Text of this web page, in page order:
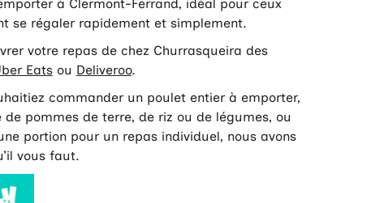
à Clermont-Ferrand, idéal pour ceux
se régaler rapidement et simplement.
votre repas de chez Churrasqueira des
Eatsou Deliveroo.
commander un poulet entier à emporter,
de pommes de terre, de riz ou de légumes, ou
portion pour un repas individuel, nous avons
vous faut.